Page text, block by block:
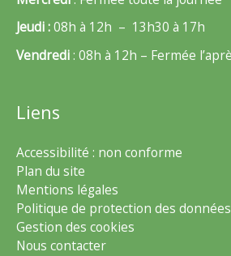
Jeudi :08h à 12h – 13h30 à 17h
Vendredi: 08h à 12h – Fermée
Liens
Accessibilité : non conforme
Plan du site
Mentions légales
Politique de protection des données
Gestion des cookies
Nous contacter